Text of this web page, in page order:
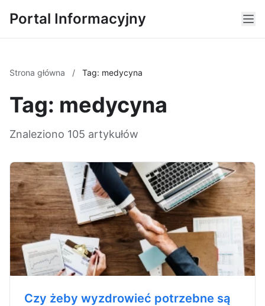
Portal Informacyjny
Strona główna / Tag: medycyna
Tag: medycyna
Znaleziono 105 artykułów
Czy żeby wyzdrowieć potrzebne są